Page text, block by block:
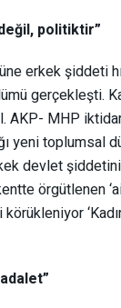
politiktir”
erkek
gerçekleşti.
AKP- MHP
yeni toplumsal
devlet
örgütlenen